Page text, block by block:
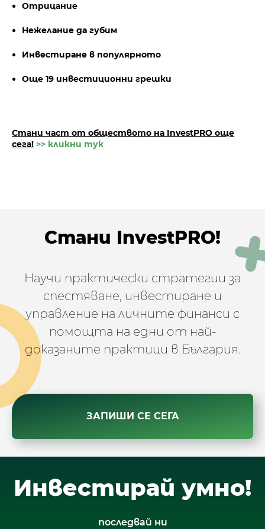
Отрицание
Нежелание да губим
Инвестиране в популярното
Още 19 инвестиционни грешки
Стани част от обществото на InvestPRO oще
сега! >> кликни тук
Стани InvestPRO!
Научи практически стратегии за
спестяване, инвестиране и
управление на личните финанси с
помощта на едни от най-
доказаните практици в България.
ЗАПИШИ СЕ СЕГА
Инвестирай умно!
последвай ни